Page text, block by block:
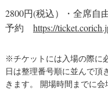
2800円(税込）・ 全席自
予約 https://
※チケットには入場の際に
日は整理番号順に並んで頂
きます。 開場時間までに